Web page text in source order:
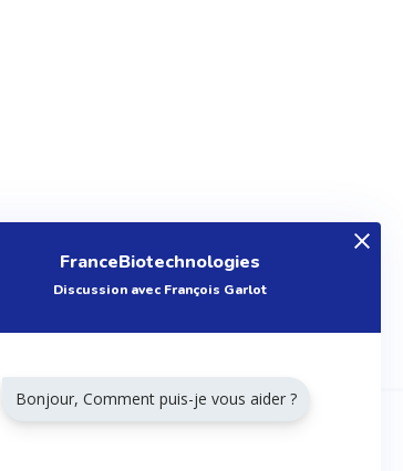
FranceBiotechnologies
Discussion avec François Garlot
Bonjour, Comment puis-je vous aider ?